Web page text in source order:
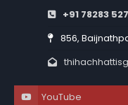
+91 78283
856,
YouTube